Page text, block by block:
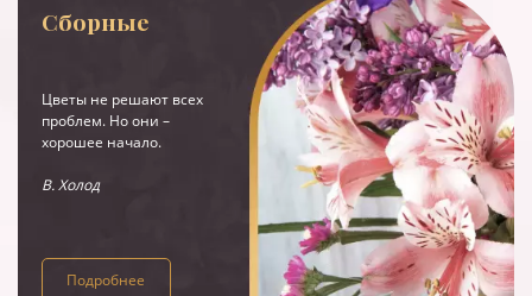
Сборные
Цветы не решают всех
проблем. Но они –
хорошее начало.
В. Холод
Подробнее